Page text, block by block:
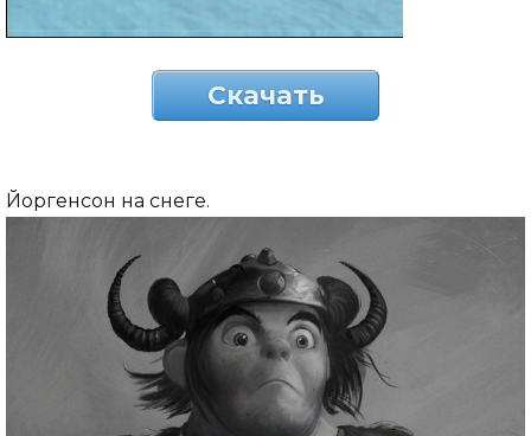
Скачать
Йоргенсон на снеге.